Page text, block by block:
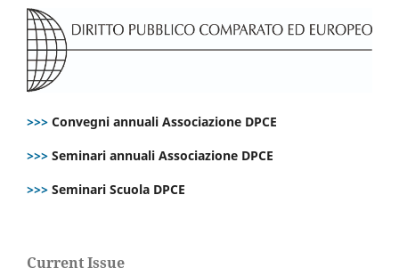
>>> Convegni annuali Associazione DPCE
>>> Seminari annuali Associazione DPCE
>>> Seminari Scuola DPCE
Current Issue